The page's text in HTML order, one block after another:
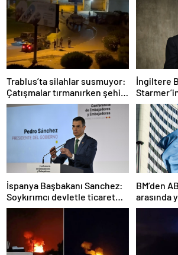
Trablus’ta silahlar susmuyor:
Çatışmalar tırmanırken şehir
alarmda
İngiltere
çıktı
İspanya Başbakanı Sanchez:
Soykırımcı devletle ticaret
yapmayız
BM’den
arasında
ilişkin